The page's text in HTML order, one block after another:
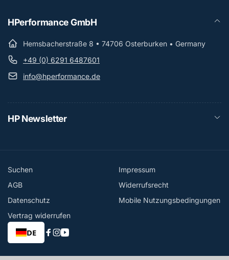
HPerformance GmbH
Hemsbacherstraße 8 • 74706 Osterburken • Germany
+49 (0) 6291 6487601
info@hperformance.de
HP Newsletter
Suchen
Impressum
AGB
Widerrufsrecht
Datenschutz
Mobile Nutzungsbedingungen
Vertrag widerrufen
DE
Facebook
Instagram
YouTube